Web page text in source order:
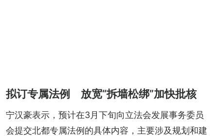
拟订专属法例 放宽“拆墙松绑”加快批核
宁汉豪表示，预计在3月下旬向立法会发展事务委员
会提交北都专属法例的具体内容，主要涉及规划和建